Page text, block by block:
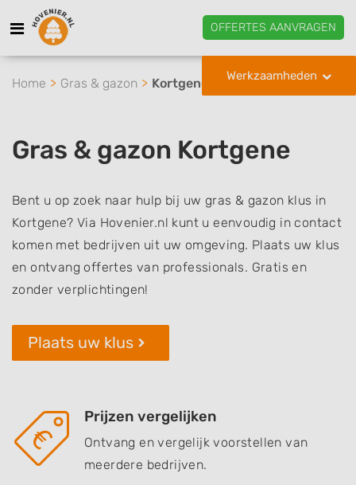
OFFERTES AANVRAGEN
Werkzaamheden
Home Gras & gazon Kortgene
Gras & gazon Kortgene
Bent u op zoek naar hulp bij uw gras & gazon klus in
Kortgene? Via Hovenier.nl kunt u eenvoudig in contact
komen met bedrijven uit uw omgeving. Plaats uw klus
en ontvang offertes van professionals. Gratis en
zonder verplichtingen!
Plaats uw klus
Prijzen vergelijken
Ontvang en vergelijk voorstellen van
meerdere bedrijven.